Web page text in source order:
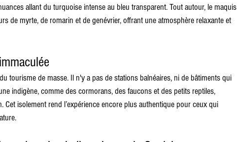
allant du turquoise intense au bleu transparent. Tout autour, le maquis
de myrte, de romarin et de genévrier, offrant une atmosphère relaxante et
tourisme de masse. Il n'y a pas de stations balnéaires, ni de bâtiments qui
indigène, comme des cormorans, des faucons et des petits reptiles,
isolement rend l’expérience encore plus authentique pour ceux qui